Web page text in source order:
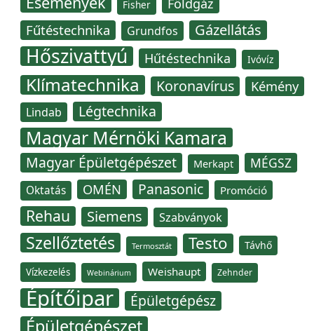
Fisher Földgáz
Fűtéstechnika Grundfos Gázellátás
Hőszivattyú Hűtéstechnika Ivóvíz
Klímatechnika Koronavírus Kémény
Lindab Légtechnika
Magyar Mérnöki Kamara
Magyar Épületgépészet Merkapt MÉGSZ
Oktatás OMÉN Panasonic Promóció
Rehau Siemens Szabványok
Szellőztetés Termosztát Testo Távhő
Vízkezelés Webinárium Weishaupt Zehnder
Építőipar Épületgépész
Épületgépészet